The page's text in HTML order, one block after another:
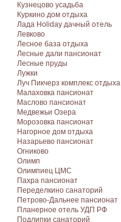
Кузнецово усадьба
Куркино дом отдыха
Лада Holiday дачный отель
Левково
Лесное база отдыха
Лесные дали пансионат
Лесные пруды
Лужки
Луч Пикчерз комплекс отдыха
Малаховка пансионат
Маслово пансионат
Медвежьи Озера
Морозовка пансионат
Нагорное дом отдыха
Назарьево пансионат
Огниково
Олимп
Олимпиец ЦМС
Пахра пансионат
Переделкино санаторий
Петрово-Дальнее пансионат
Планерное отель УДП РФ
Подлипки санаторий